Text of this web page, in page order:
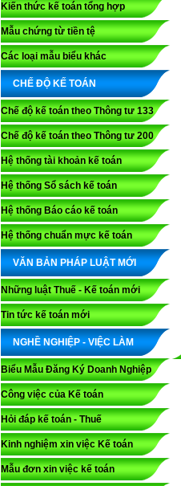
Kiến thức kế toán tổng hợp
Mẫu chứng từ tiền tệ
Các loại mẫu biểu khác
CHẾ ĐỘ KẾ TOÁN
Chế độ kế toán theo Thông tư 133
Chế độ kế toán theo Thông tư 200
Hệ thống tài khoản kế toán
Hệ thống Sổ sách kế toán
Hệ thống Báo cáo kế toán
Hệ thống chuẩn mực kế toán
VĂN BẢN PHÁP LUẬT MỚI
Những luật Thuế - Kế toán mới
Tin tức kế toán mới
NGHỀ NGHIỆP - VIỆC LÀM
Biểu Mẫu Đăng Ký Doanh Nghiệp
Công việc của Kế toán
Hỏi đáp kế toán - Thuế
Kinh nghiệm xin việc Kế toán
Mẫu đơn xin việc kế toán